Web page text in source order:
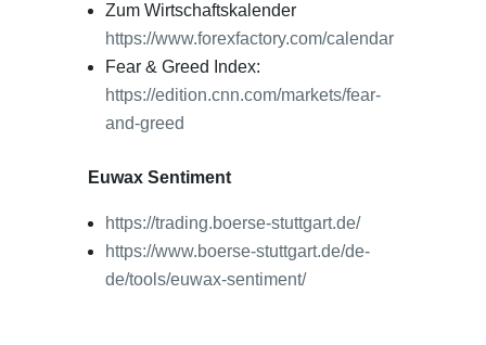
Zum Wirtschaftskalender
https://www.forexfactory.com/calendar
Fear & Greed Index:
https://edition.cnn.com/markets/fear-
and-greed
Euwax Sentiment
https://trading.boerse-stuttgart.de/
https://www.boerse-stuttgart.de/de-
de/tools/euwax-sentiment/